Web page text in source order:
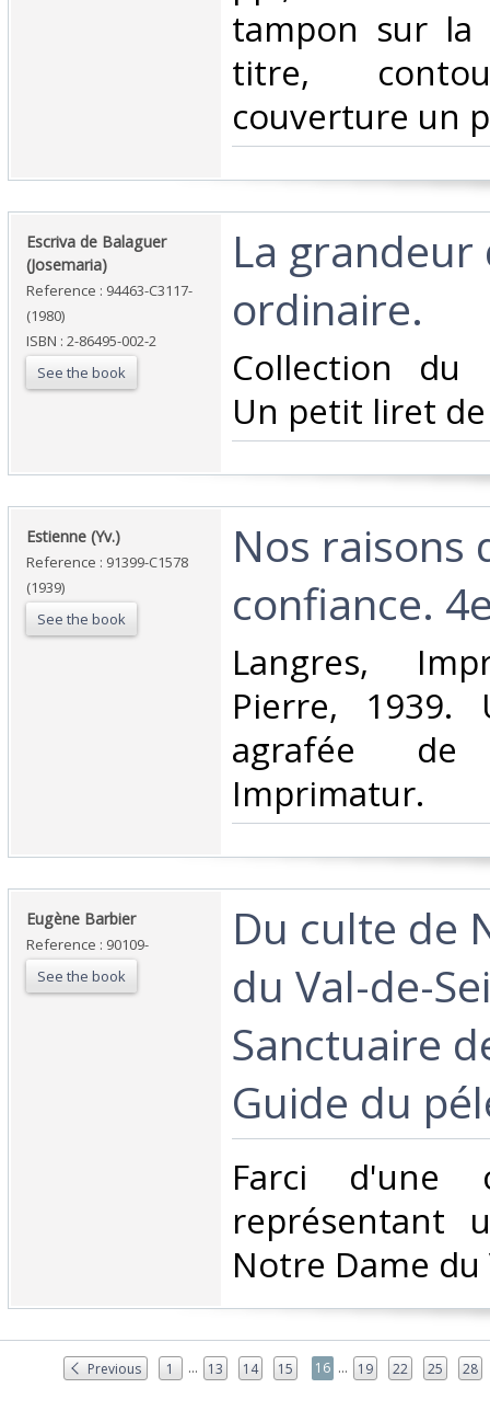
tampon sur la
titre,
couverture un
‎Escriva de Balaguer
(Josemaria)‎
Reference : 94463-C3117-
(1980)
ISBN : 2-86495-002-2
See the book
‎La grandeur
ordinaire. ‎
‎Collection du
Un petit liret de
‎Estienne (Yv.)‎
Reference : 91399-C1578
(1939)
See the book
‎Nos raisons
confiance.
‎Langres,
Pierre, 1939.
agrafée
Imprimatur. ‎
‎Eugène Barbier‎
Reference : 90109-
See the book
‎Du culte de
du Val-de-
Sanctuaire
Guide du
‎Farci d'une
représentant
Notre Dame du
Previous 1 ... 13 14 15 16 ... 19 22 25 28